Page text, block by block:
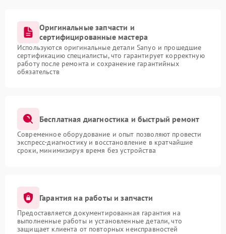
Оригинальные запчасти и
сертифицированные мастера
Используются оригинальные детали Sanyo и прошедшие
сертификацию специалисты, что гарантирует корректную
работу после ремонта и сохранение гарантийных
обязательств
Бесплатная диагностика и быстрый ремонт
Современное оборудование и опыт позволяют провести
экспресс-диагностику и восстановление в кратчайшие
сроки, минимизируя время без устройства
Гарантия на работы и запчасти
Предоставляется документированная гарантия на
выполненные работы и установленные детали, что
защищает клиента от повторных неисправностей